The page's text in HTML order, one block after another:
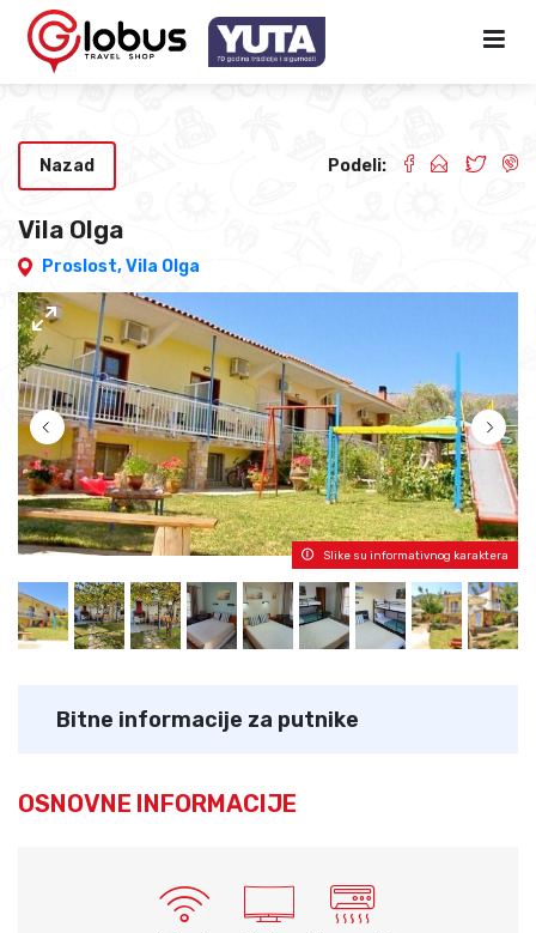
Vila Olga
Proslost,Vila Olga
Nazad Podeli:
Slike su informativnog karaktera
Bitne informacije za putnike
OSNOVNE INFORMACIJE